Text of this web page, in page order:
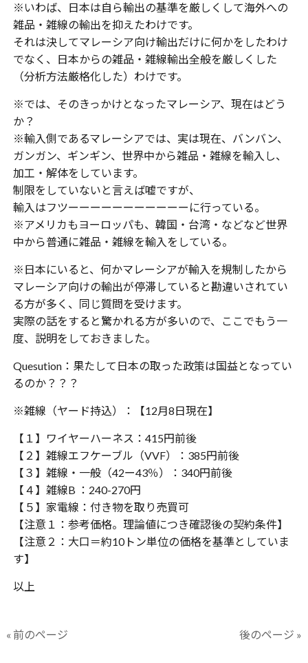
※いわば、日本は自ら輸出の基準を厳しくして海外への
雑品・雑線の輸出を抑えたわけです。
それは決してマレーシア向け輸出だけに何かをしたわけ
でなく、日本からの雑品・雑線輸出全般を厳しくした
（分析方法厳格化した）わけです。
※では、そのきっかけとなったマレーシア、現在はどう
か？
※輸入側であるマレーシアでは、実は現在、バンバン、
ガンガン、ギンギン、世界中から雑品・雑線を輸入し、
加工・解体をしています。
制限をしていないと言えば嘘ですが、
輸入はフツーーーーーーーーーーーに行っている。
※アメリカもヨーロッパも、韓国・台湾・などなど世界
中から普通に雑品・雑線を輸入をしている。
※日本にいると、何かマレーシアが輸入を規制したから
マレーシア向けの輸出が停滞していると勘違いされてい
る方が多く、同じ質問を受けます。
実際の話をすると驚かれる方が多いので、ここでもう一
度、説明をしておきました。
Quesution：果たして日本の取った政策は国益となってい
るのか？？？
※雑線（ヤード持込）：【12月8日現在】
【１】ワイヤーハーネス：415円前後
【２】雑線エフケーブル（VVF）：385円前後
【３】雑線・一般（42ー43％）：340円前後
【４】雑線B ：240-270円
【５】家電線：付き物を取り売買可
【注意１：参考価格。理論値につき確認後の契約条件】
【注意２：大口＝約10トン単位の価格を基準としていま
す】
以上
« 前のページ 後のページ »